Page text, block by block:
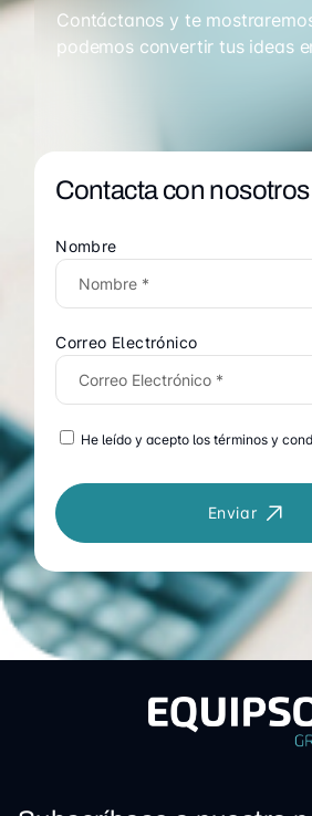
Contáctanos y te
podemos convertir tus ideas
Contacta con nosotros
Nombre
Correo Electrónico
He leído y acepto los términos y
Enviar